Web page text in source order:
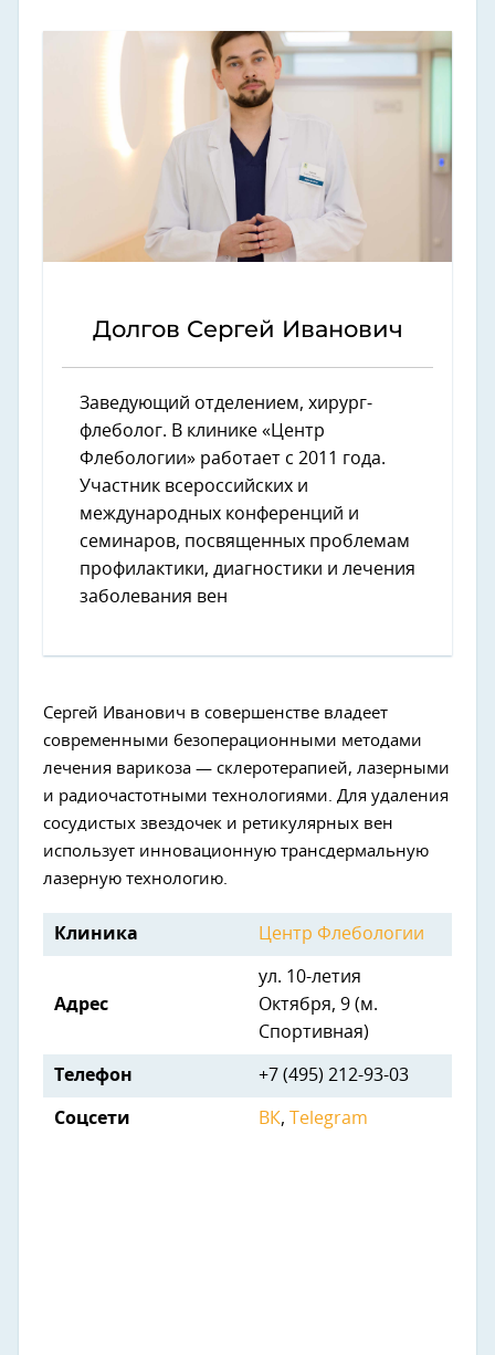
Долгов Сергей Иванович
Заведующий отделением, хирург-
флеболог. В клинике «Центр
Флебологии» работает с 2011 года.
Участник всероссийских и
международных конференций и
семинаров, посвященных проблемам
профилактики, диагностики и лечения
заболевания вен
Сергей Иванович в совершенстве владеет
современными безоперационными методами
лечения варикоза — склеротерапией, лазерными
и радиочастотными технологиями. Для удаления
сосудистых звездочек и ретикулярных вен
использует инновационную трансдермальную
лазерную технологию.
Клиника Центр Флебологии
Адрес
ул. 10-летия
Октября, 9 (м.
Спортивная)
Телефон +7 (495) 212-93-03
Соцсети ВК, Telegram